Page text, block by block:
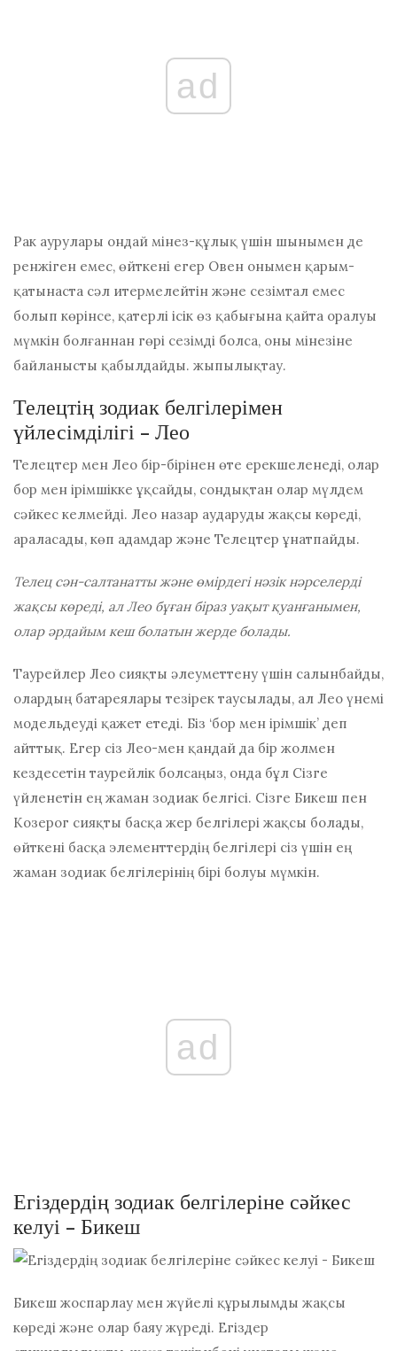
ad
Рак аурулары ондай мінез-құлық үшін шынымен де
ренжіген емес, өйткені егер Овен онымен қарым-
қатынаста сәл итермелейтін және сезімтал емес
болып көрінсе, қатерлі ісік өз қабығына қайта оралуы
мүмкін болғаннан гөрі сезімді болса, оны мінезіне
байланысты қабылдайды. жыпылықтау.
Телецтің зодиак белгілерімен
үйлесімділігі - Лео
Телецтер мен Лео бір-бірінен өте ерекшеленеді, олар
бор мен ірімшікке ұқсайды, сондықтан олар мүлдем
сәйкес келмейді. Лео назар аударуды жақсы көреді,
араласады, көп адамдар және Телецтер ұнатпайды.
Телец сән-салтанатты және өмірдегі нәзік нәрселерді
жақсы көреді, ал Лео бұған біраз уақыт қуанғанымен,
олар әрдайым кеш болатын жерде болады.
Таурейлер Лео сияқты әлеуметтену үшін салынбайды,
олардың батареялары тезірек таусылады, ал Лео үнемі
модельдеуді қажет етеді. Біз ‘бор мен ірімшік’ деп
айттық. Егер сіз Лео-мен қандай да бір жолмен
кездесетін таурейлік болсаңыз, онда бұл Сізге
үйленетін ең жаман зодиак белгісі. Сізге Бикеш пен
Козерог сияқты басқа жер белгілері жақсы болады,
өйткені басқа элементтердің белгілері сіз үшін ең
жаман зодиак белгілерінің бірі болуы мүмкін.
ad
Егіздердің зодиак белгілеріне сәйкес
келуі - Бикеш
Бикеш жоспарлау мен жүйелі құрылымды жақсы
көреді және олар баяу жүреді. Егіздер